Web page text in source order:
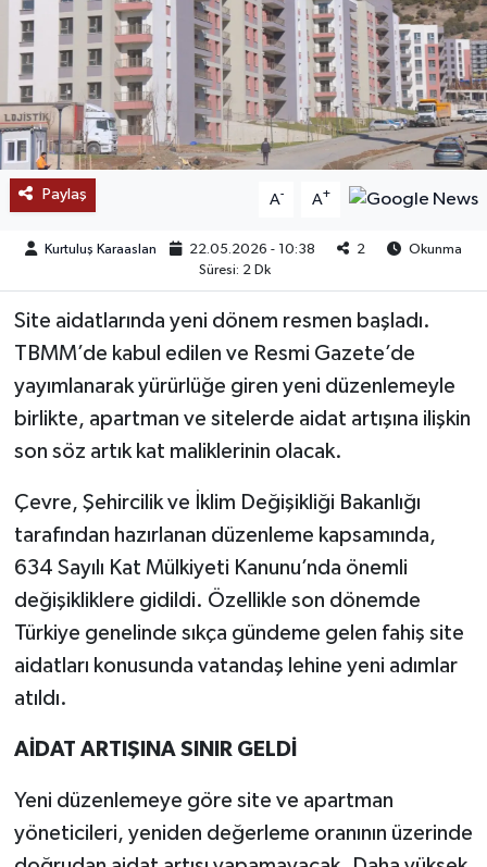
Paylaş A- A+
Kurtuluş Karaaslan 22.05.2026 - 10:38 2
Okunma
Süresi: 2 Dk
Site aidatlarında yeni dönem resmen başladı.
TBMM’de kabul edilen ve Resmi Gazete’de
yayımlanarak yürürlüğe giren yeni düzenlemeyle
birlikte, apartman ve sitelerde aidat artışına ilişkin
son söz artık kat maliklerinin olacak.
Çevre, Şehircilik ve İklim Değişikliği Bakanlığı
tarafından hazırlanan düzenleme kapsamında,
634 Sayılı Kat Mülkiyeti Kanunu’nda önemli
değişikliklere gidildi. Özellikle son dönemde
Türkiye genelinde sıkça gündeme gelen fahiş site
aidatları konusunda vatandaş lehine yeni adımlar
atıldı.
AİDAT ARTIŞINA SINIR GELDİ
Yeni düzenlemeye göre site ve apartman
yöneticileri, yeniden değerleme oranının üzerinde
BÖLGE
KEŞFET
POPÜLER
DÜNYA
MEDYA
OTOMOTİV
TEKNOLOJİ
KÜLTÜR SANAT